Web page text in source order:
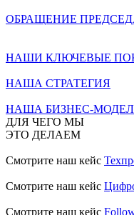
ОБРАЩЕНИЕ
НАШИ КЛЮЧЕВЫЕ
НАША СТРАТЕГИЯ
НАША БИЗНЕС-
ДЛЯ ЧЕГО МЫ
ЭТО ДЕЛАЕМ
Смотрите наш кейс
Смотрите наш кейс
Смотрите наш кейс